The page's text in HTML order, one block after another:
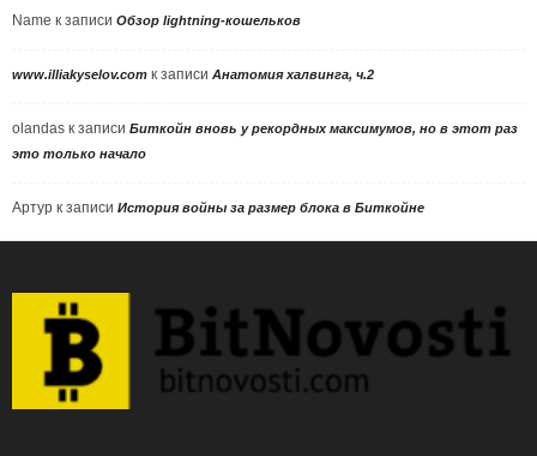
Name к записи Обзор lightning-кошельков
www.illiakyselov.com к записи Анатомия халвинга, ч.2
olandas к записи Биткойн вновь у рекордных максимумов, но в этот раз
это только начало
Артур к записи История войны за размер блока в Биткойне